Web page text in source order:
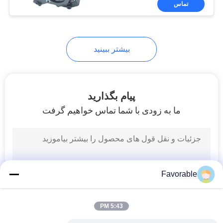
قطعات دستگاه برش
294
قطعات ماشین برش
بلمر
تماس
بیشتر ببینید
پیام بگذارید
ما به زودی با شما تماس خواهیم گرفت
Favorable
5:43 PM